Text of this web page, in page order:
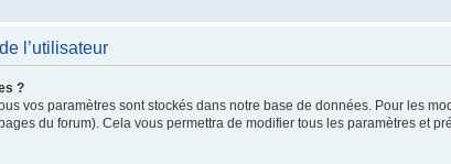
l’utilisateur
?
vos paramètres sont stockés dans notre base de données. Pour les
du forum). Cela vous permettra de modifier tous les paramètres et